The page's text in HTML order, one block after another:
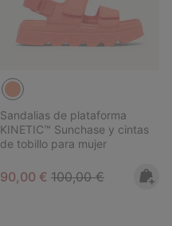
Sandalias de plataforma
KINETIC™ Sunchase y cintas
de tobillo para mujer
Sale price:
90,00 € Regular price:
100,00 €